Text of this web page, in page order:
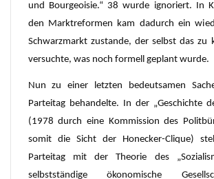
und Bourgeoisie.“ 38 wurde ignoriert. In
den Marktreformen kam dadurch ein
Schwarzmarkt zustande, der selbst das zu
versuchte, was noch formell geplant wurde.
Nun zu einer letzten bedeutsamen
Parteitag behandelte. In der „Geschichte
(1978 durch eine Kommission des
somit die Sicht der Honecker-Clique)
Parteitag mit der Theorie des
selbstständige ökonomische